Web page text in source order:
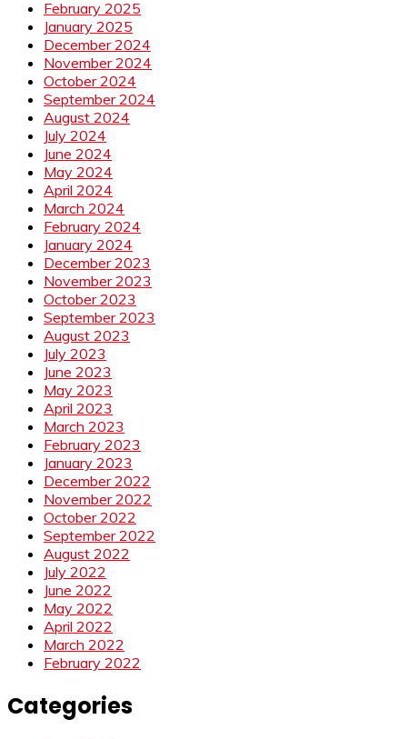
February 2025
January 2025
December 2024
November 2024
October 2024
September 2024
August 2024
July 2024
June 2024
May 2024
April 2024
March 2024
February 2024
January 2024
December 2023
November 2023
October 2023
September 2023
August 2023
July 2023
June 2023
May 2023
April 2023
March 2023
February 2023
January 2023
December 2022
November 2022
October 2022
September 2022
August 2022
July 2022
June 2022
May 2022
April 2022
March 2022
February 2022
Categories